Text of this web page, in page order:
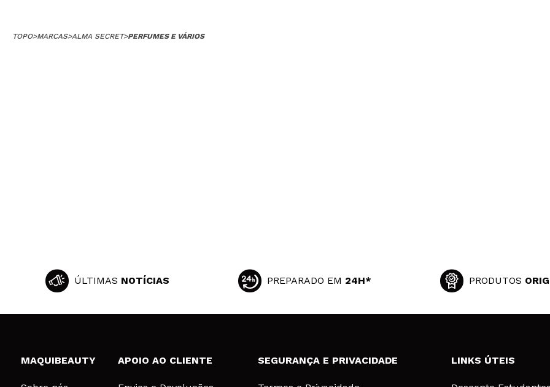
TOPO>MARCAS>ALMA SECRET>PERFUMES E VÁRIOS
ÚLTIMAS NOTÍCIAS PREPARADO EM 24H* PRODUTOS
MAQUIBEAUTY APOIO AO CLIENTE SEGURANÇA E PRIVACIDADE LINKS ÚTEIS